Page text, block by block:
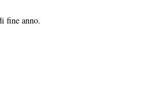
fine anno.